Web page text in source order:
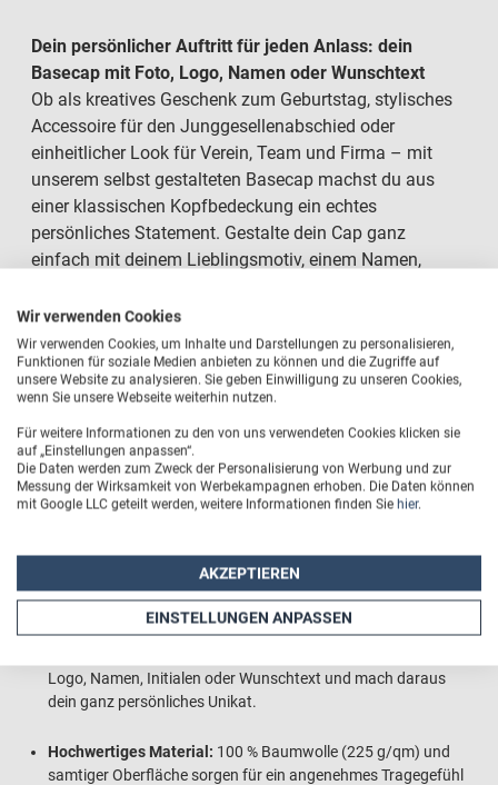
Dein persönlicher Auftritt für jeden Anlass: dein
Basecap mit Foto, Logo, Namen oder Wunschtext
Ob als kreatives Geschenk zum Geburtstag, stylisches
Accessoire für den Junggesellenabschied oder
einheitlicher Look für Verein, Team und Firma – mit
unserem selbst gestalteten Basecap machst du aus
einer klassischen Kopfbedeckung ein echtes
persönliches Statement. Gestalte dein Cap ganz
einfach mit deinem Lieblingsmotiv, einem Namen,
Alltagsaccessoire eine individuelle Bedeutung.
Das hochwertige Basecap überzeugt mit angenehmem
Tragekomfort, wertiger Verarbeitung und einem
modernen, sportlichen Look. Die samtige Oberfläche
an und bietet die perfekte Grundlage für dein
persönliches Design, das du auf verschiedenen Farben
in Szene setzen kannst. So entsteht ein individuelles
Persönlich, praktisch und einfach unverwechselbar.
Logo, Namen, Initialen oder Wunschtext und mach daraus
dein ganz persönliches Unikat.
Hochwertiges Material: 100 % Baumwolle (225 g/qm) und
samtiger Oberfläche sorgen für ein angenehmes Tragegefühl
Wir verwenden Cookies
Wir verwenden Cookies, um Inhalte und Darstellungen zu personalisieren,
Funktionen für soziale Medien anbieten zu können und die Zugriffe auf
unsere Website zu analysieren. Sie geben Einwilligung zu unseren Cookies,
wenn Sie unsere Webseite weiterhin nutzen.
Für weitere Informationen zu den von uns verwendeten Cookies klicken sie
auf „Einstellungen anpassen“.
Die Daten werden zum Zweck der Personalisierung von Werbung und zur
Messung der Wirksamkeit von Werbekampagnen erhoben. Die Daten können
mit Google LLC geteilt werden, weitere Informationen finden Sie hier.
AKZEPTIEREN
EINSTELLUNGEN ANPASSEN